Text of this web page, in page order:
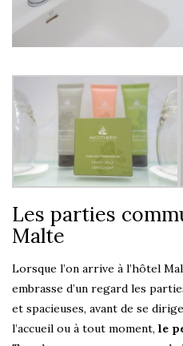
Les parties
Malte
Lorsque l’on arrive à l’hôtel
embrasse d’un regard les
et spacieuses, avant de se
l’accueil ou à tout moment, le